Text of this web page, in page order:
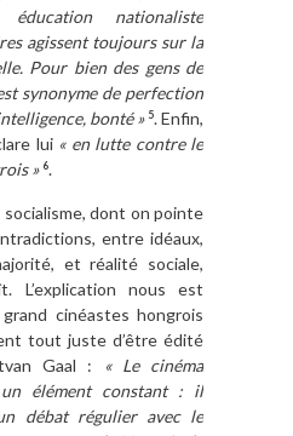
éducation nationaliste
agissent toujours sur la
Pour bien des gens de
synonyme de perfection
bonté » 5. Enfin,
lui « en lutte contre le
» 6.
dont on pointe
entre idéaux,
et réalité sociale,
L’explication nous est
cinéastes hongrois
tout juste d’être édité
Gaal :
« Le cinéma
élément constant : il
débat régulier avec le